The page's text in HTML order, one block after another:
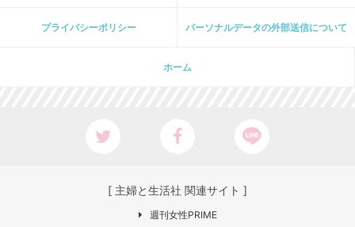
プライパシーポリシー パーソナルデータの外部送信について
ホーム
[ 主婦と生活社 関連サイト ]
週刊女性PRIME